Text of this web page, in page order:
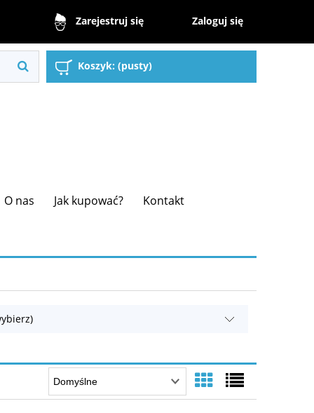
Zarejestruj się Zaloguj się
Koszyk: (pusty)
O nas Jak kupować? Kontakt